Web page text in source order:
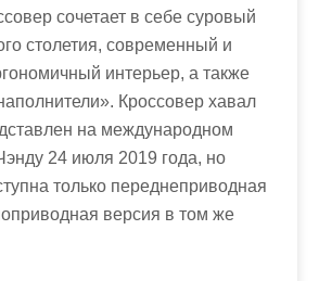
сочетает в себе суровый
столетия, современный и
интерьер, а также
Кроссовер хавал
на международном
24 июля 2019 года, но
только переднеприводная
версия в том же